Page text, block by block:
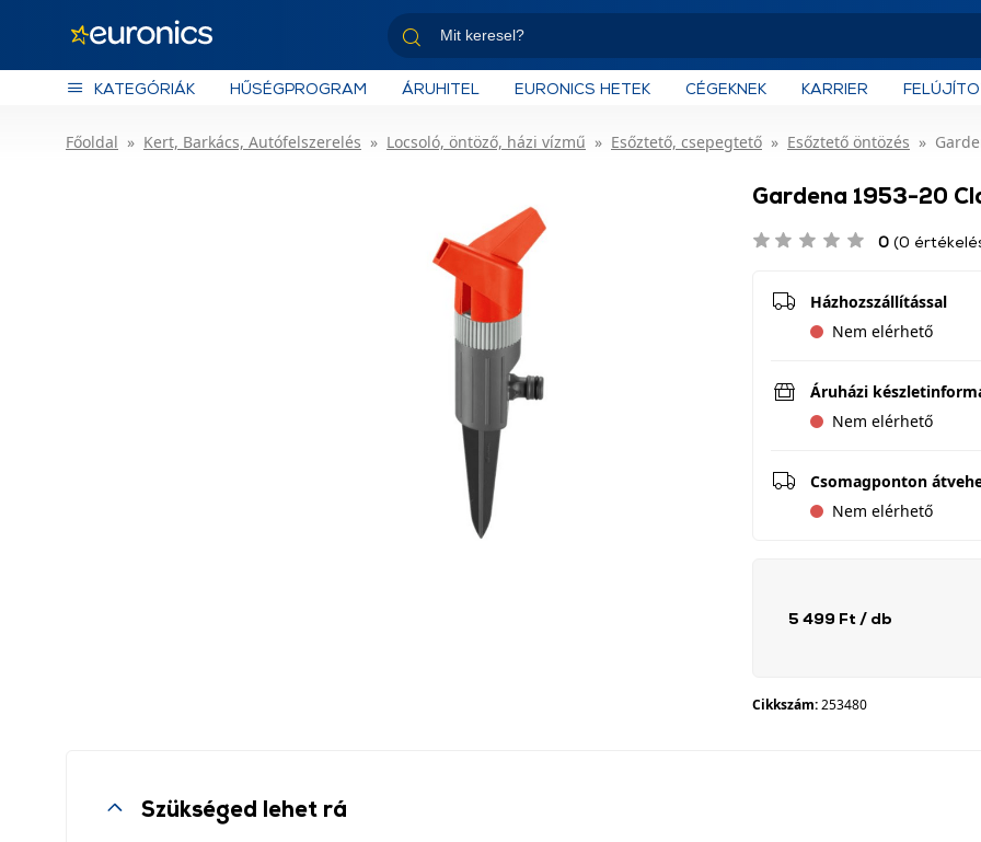
KATEGÓRIÁK HŰSÉGPROGRAM ÁRUHITEL EURONICS HETEK CÉGEKNEK KARRIER
Főoldal Kert, Barkács, Autófelszerelés Locsoló, öntöző, házi vízmű Esőztető, csepegtető Esőztető öntözés
Gardena 1953-20
0 (0
Házhozszállítással
Nem elérhető
Áruházi
Nem elérhető
Csomagponton
Nem elérhető
5 499 Ft / db
Cikkszám:253480
Szükséged lehet rá